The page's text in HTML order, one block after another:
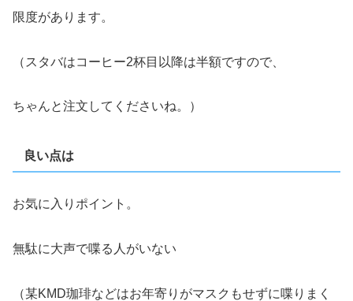
限度があります。
（スタバはコーヒー2杯目以降は半額ですので、
ちゃんと注文してくださいね。）
良い点は
お気に入りポイント。
無駄に大声で喋る人がいない
（某KMD珈琲などはお年寄りがマスクもせずに喋りまく